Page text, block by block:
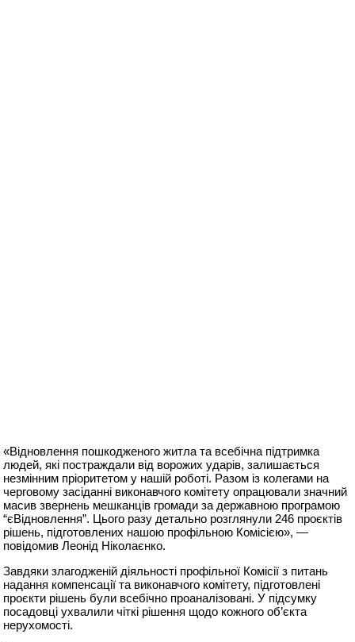
«Відновлення пошкодженого житла та всебічна підтримка
людей, які постраждали від ворожих ударів, залишається
незмінним пріоритетом у нашій роботі. Разом із колегами на
черговому засіданні виконавчого комітету опрацювали значний
масив звернень мешканців громади за державною програмою
“єВідновлення”. Цього разу детально розглянули 246 проєктів
рішень, підготовлених нашою профільною Комісією», —
повідомив Леонід Ніколаєнко.
Завдяки злагодженій діяльності профільної Комісії з питань
надання компенсації та виконавчого комітету, підготовлені
проєкти рішень були всебічно проаналізовані. У підсумку
посадовці ухвалили чіткі рішення щодо кожного об’єкта
нерухомості.